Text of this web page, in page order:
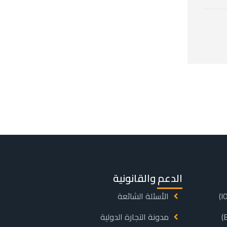
الدعم والقانونية
الأسئلة الشائعة
مدونة التجارة الدولية